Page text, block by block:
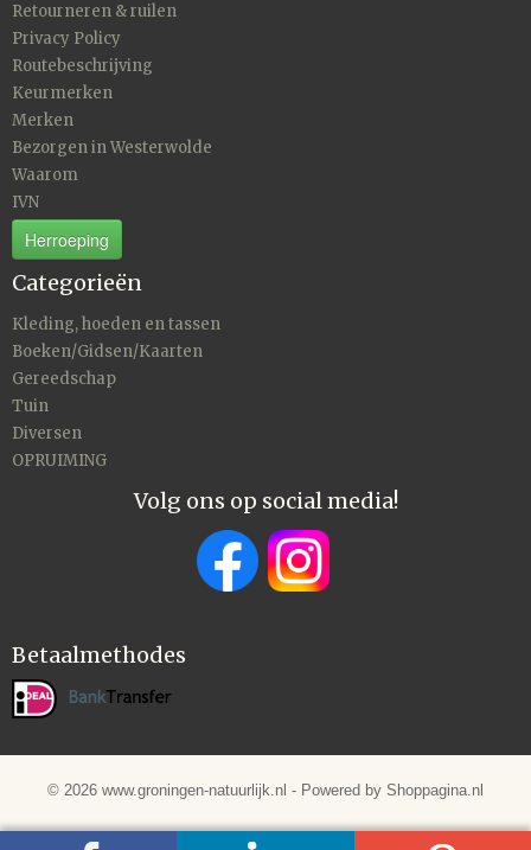
Retourneren & ruilen
Privacy Policy
Routebeschrijving
Keurmerken
Merken
Bezorgen in Westerwolde
Waarom
IVN
Herroeping
Categorieën
Kleding, hoeden en tassen
Boeken/Gidsen/Kaarten
Gereedschap
Tuin
Diversen
OPRUIMING
Volg ons op social media!
Betaalmethodes
© 2026 www.groningen-natuurlijk.nl - Powered by Shoppagina.nl